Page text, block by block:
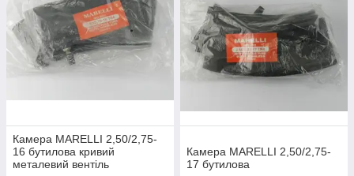
Камера MARELLI 2,50/2,75-
16 бутилова кривий
металевий вентіль
Камера MARELLI 2,50/2,75-
17 бутилова